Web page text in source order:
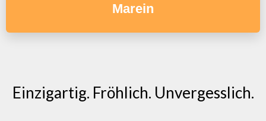
Marein
Einzigartig. Fröhlich. Unvergesslich.